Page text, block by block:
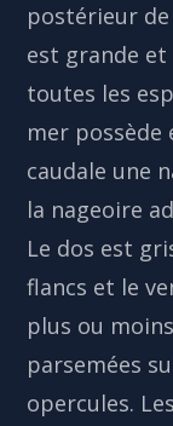
postérieur
est grande
toutes les
mer possède
caudale une
la nageoire
Le dos est
flancs et le
plus ou
parsemées
opercules.